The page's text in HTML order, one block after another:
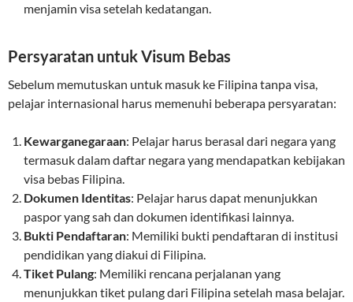
menjamin visa setelah kedatangan.
Persyaratan untuk Visum Bebas
Sebelum memutuskan untuk masuk ke Filipina tanpa visa,
pelajar internasional harus memenuhi beberapa persyaratan:
Kewarganegaraan: Pelajar harus berasal dari negara yang
termasuk dalam daftar negara yang mendapatkan kebijakan
visa bebas Filipina.
Dokumen Identitas: Pelajar harus dapat menunjukkan
paspor yang sah dan dokumen identifikasi lainnya.
Bukti Pendaftaran: Memiliki bukti pendaftaran di institusi
pendidikan yang diakui di Filipina.
Tiket Pulang: Memiliki rencana perjalanan yang
menunjukkan tiket pulang dari Filipina setelah masa belajar.